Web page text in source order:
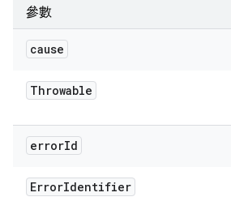
參數
cause
Throwable
errorId
ErrorIdentifier